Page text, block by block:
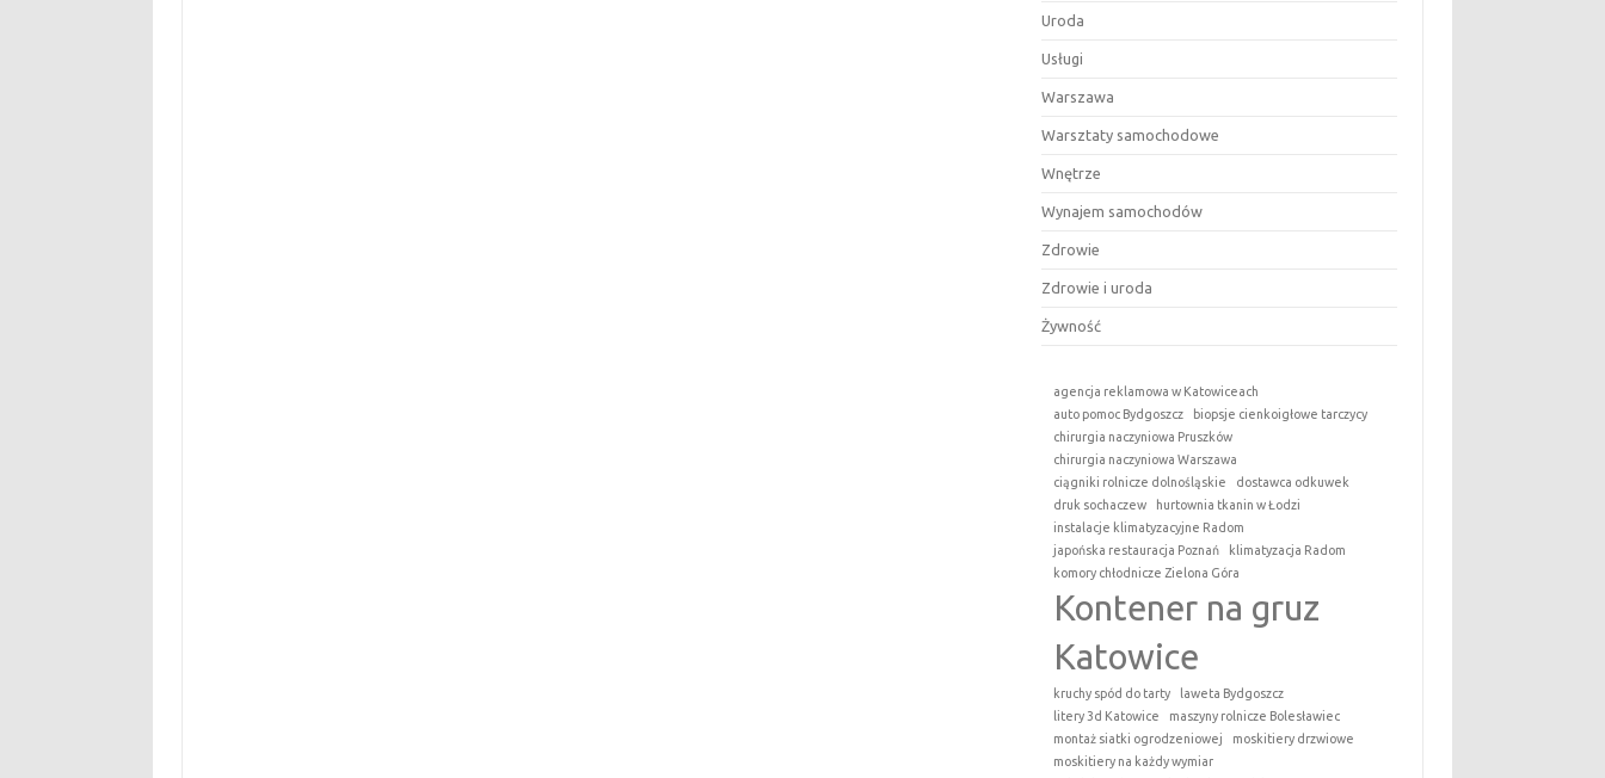
Uroda
Usługi
Warszawa
Warsztaty samochodowe
Wnętrze
Wynajem samochodów
Zdrowie
Zdrowie i uroda
Żywność
agencja reklamowa w Katowiceach
auto pomoc Bydgoszcz
biopsje cienkoigłowe tarczycy
chirurgia naczyniowa Pruszków
chirurgia naczyniowa Warszawa
ciągniki rolnicze dolnośląskie
dostawca odkuwek
druk sochaczew
hurtownia tkanin w Łodzi
instalacje klimatyzacyjne Radom
japońska restauracja Poznań
klimatyzacja Radom
komory chłodnicze Zielona Góra
Kontener na gruz
Katowice
kruchy spód do tarty
laweta Bydgoszcz
litery 3d Katowice
maszyny rolnicze Bolesławiec
montaż siatki ogrodzeniowej
moskitiery drzwiowe
moskitiery na każdy wymiar